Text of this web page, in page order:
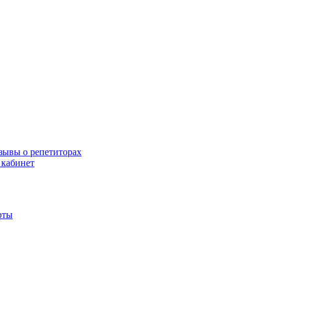
о репетиторах